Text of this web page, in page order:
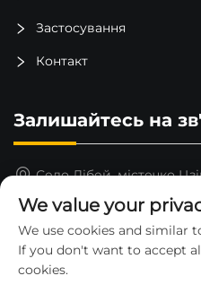
Застосування
Контакт
Залишайтесь на
Село Лібей, містечко
15325652000
[email protected]
We value your
We use cookies and similar
If you don't want to accept
cookies.